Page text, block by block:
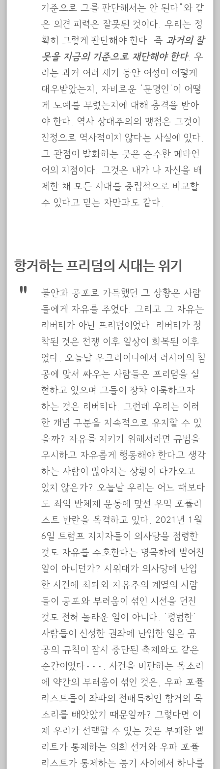
기준으로 그를 판단해서는 안 된다”와 같
은 의견 피력은 잘못된 것이다. 우리는 정
확히 그렇게 판단해야 한다. 즉 과거의 잘
못을 지금의 기준으로 재단해야 한다. 우
리는 과거 여러 세기 동안 여성이 어떻게
대우받았는지, 자비로운 ‘문명인’이 어떻
게 노예를 부렸는지에 대해 충격을 받아
야 한다. 역사 상대주의의 맹점은 그것이
진정으로 역사적이지 않다는 사실에 있다.
그 관점이 발화하는 곳은 순수한 메타언
어의 지점이다. 그것은 내가 나 자신을 배
제한 채 모든 시대를 중립적으로 비교할
수 있다고 믿는 자만과도 같다.
항거하는 프리덤의 시대는 위기
불안과 공포로 가득했던 그 상황은 사람
들에게 자유를 주었다. 그리고 그 자유는
리버티가 아닌 프리덤이었다. 리버티가 정
착된 것은 전쟁 이후 일상이 회복된 이후
였다. 오늘날 우크라이나에서 러시아의 침
공에 맞서 싸우는 사람들은 프리덤을 실
현하고 있으며 그들이 장차 이룩하고자
하는 것은 리버티다. 그런데 우리는 이러
한 개념 구분을 지속적으로 유지할 수 있
을까? 자유를 지키기 위해서라면 규범을
무시하고 자유롭게 행동해야 한다고 생각
하는 사람이 많아지는 상황이 다가오고
있지 않은가? 오늘날 우리는 어느 때보다
도 좌익 반체제 운동에 맞선 우익 포퓰리
스트 반란을 목격하고 있다. 2021년 1월
6일 트럼프 지지자들이 의사당을 점령한
것도 자유를 수호한다는 명목하에 벌어진
일이 아니던가? 시위대가 의사당에 난입
한 사건에 좌파와 자유주의 계열의 사람
들이 공포와 부러움이 섞인 시선을 던진
것도 전혀 놀라운 일이 아니다. ‘평범한’
사람들이 신성한 권좌에 난입한 일은 공
공의 규칙이 잠시 중단된 축제와도 같은
순간이었다···. 사건을 비판하는 목소리
에 약간의 부러움이 섞인 것은, 우파 포퓰
리스트들이 좌파의 전매특허인 항거의 목
소리를 빼앗았기 때문일까? 그렇다면 이
제 우리가 선택할 수 있는 것은 부패한 엘
리트가 통제하는 의회 선거와 우파 포퓰
리스트가 통제하는 봉기 사이에서 하나를